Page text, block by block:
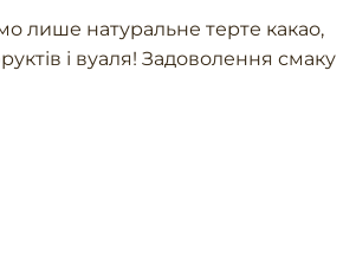
лише натуральне терте какао,
і вуаля! Задоволення смаку